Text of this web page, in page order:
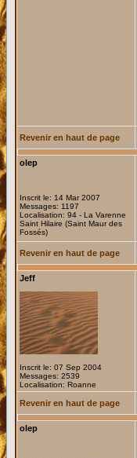
Revenir en haut de page
olep
Inscrit le: 14 Mar 2007
Messages: 1197
Localisation: 94 - La Varenne
Saint Hilaire (Saint Maur des
Fossés)
Revenir en haut de page
Jeff
Inscrit le: 07 Sep 2004
Messages: 2539
Localisation: Roanne
Revenir en haut de page
olep